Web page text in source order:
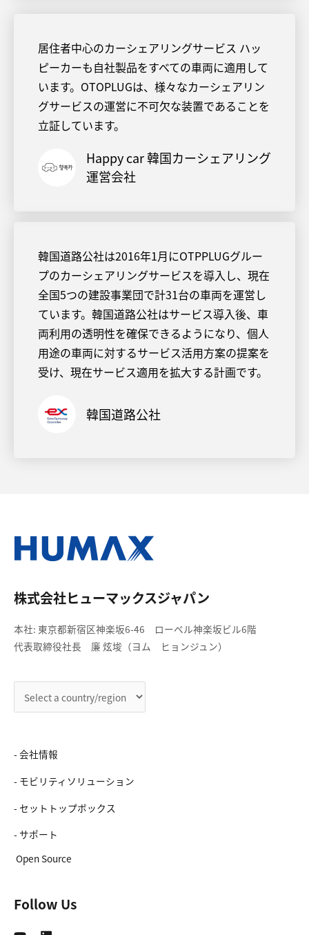
居住者中心のカーシェアリングサービス ハッ
ピーカーも自社製品をすべての車両に適用して
います。OTOPLUGは、様々なカーシェアリン
グサービスの運営に不可欠な装置であることを
立証しています。
Happy car 韓国カーシェアリング
運営会社
韓国道路公社は2016年1月にOTPPLUGグルー
プのカーシェアリングサービスを導入し、現在
全国5つの建設事業団で計31台の車両を運営し
ています。韓国道路公社はサービス導入後、車
両利用の透明性を確保できるようになり、個人
用途の車両に対するサービス活用方案の提案を
受け、現在サービス適用を拡大する計画です。
韓国道路公社
株式会社ヒューマックスジャパン
本社: 東京都新宿区神楽坂6-46 ローベル神楽坂ビル6階
代表取締役社長 廉 炫埈（ヨム ヒョンジュン）
- 会社情報
- モビリティソリューション
- セットトップボックス
- サポート
Open Source
Follow Us